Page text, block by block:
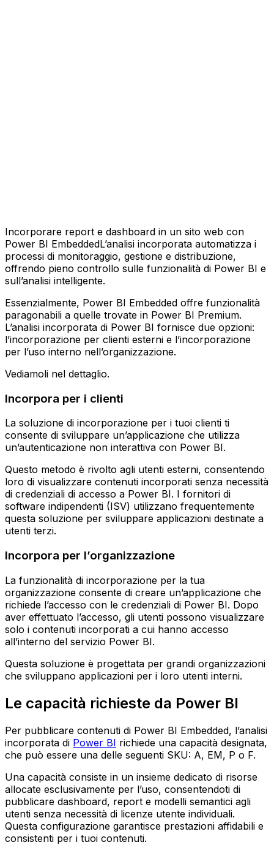
Incorporare report e dashboard in un sito web con
Power BI EmbeddedL’analisi incorporata automatizza i
processi di monitoraggio, gestione e distribuzione,
offrendo pieno controllo sulle funzionalità di Power BI e
sull’analisi intelligente.
Essenzialmente, Power BI Embedded offre funzionalità
paragonabili a quelle trovate in Power BI Premium.
L’analisi incorporata di Power BI fornisce due opzioni:
l’incorporazione per clienti esterni e l’incorporazione
per l’uso interno nell’organizzazione.
Vediamoli nel dettaglio.
Incorpora per i clienti
La soluzione di incorporazione per i tuoi clienti ti
consente di sviluppare un’applicazione che utilizza
un’autenticazione non interattiva con Power BI.
Questo metodo è rivolto agli utenti esterni, consentendo
loro di visualizzare contenuti incorporati senza necessità
di credenziali di accesso a Power BI. I fornitori di
software indipendenti (ISV) utilizzano frequentemente
questa soluzione per sviluppare applicazioni destinate a
utenti terzi.
Incorpora per l’organizzazione
La funzionalità di incorporazione per la tua
organizzazione consente di creare un’applicazione che
richiede l’accesso con le credenziali di Power BI. Dopo
aver effettuato l’accesso, gli utenti possono visualizzare
solo i contenuti incorporati a cui hanno accesso
all’interno del servizio Power BI.
Questa soluzione è progettata per grandi organizzazioni
che sviluppano applicazioni per i loro utenti interni.
Le capacità richieste da Power BI
Per pubblicare contenuti di Power BI Embedded, l’analisi
incorporata di Power BI richiede una capacità designata,
che può essere una delle seguenti SKU: A, EM, P o F.
Una capacità consiste in un insieme dedicato di risorse
allocate esclusivamente per l’uso, consentendoti di
pubblicare dashboard, report e modelli semantici agli
utenti senza necessità di licenze utente individuali.
Questa configurazione garantisce prestazioni affidabili e
consistenti per i tuoi contenuti.